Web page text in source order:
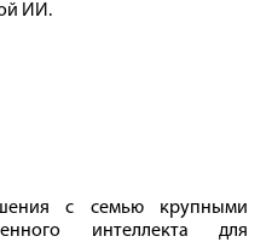
ИИ.
с семью крупными
интеллекта для